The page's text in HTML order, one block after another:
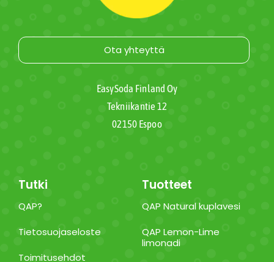
Ota yhteyttä
EasySoda Finland Oy
Tekniikantie 12
02150 Espoo
Tutki
QAP?
Tietosuojaseloste
Toimitusehdot
Tuotteet
QAP Natural kuplavesi
QAP Lemon-Lime
limonadi